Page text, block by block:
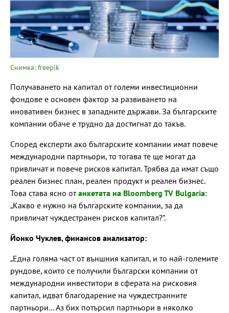
Снимка: freepik
Получаването на капитал от големи инвестиционни
фондове е основен фактор за развиването на
иновативен бизнес в западните държави. За българските
компании обаче е трудно да достигнат до такъв.
Според експерти ако българските компании имат повече
международни партньори, то тогава те ще могат да
привличат и повече рисков капитал. Трябва да имат също
реален бизнес план, реален продукт и реален бизнес.
Това става ясно отанкетата на Bloomberg TV Bulgaria:
„Какво е нужно на българските компании, за да
привличат чуждестранен рисков капитал?“.
Йонко Чуклев, финансов анализатор:
„Една голяма част от външния капитал, и то най-големите
рундове, които се получили български компании от
международни инвеститори в сферата на рисковия
капитал, идват благодарение на чуждестранните
партньори… Аз бих потърсил партньори в няколко